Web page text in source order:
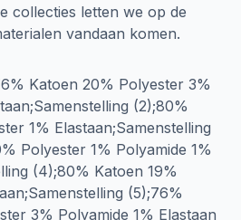
collecties letten we op de
vandaan komen.
Katoen 20% Polyester 3%
(2);80%
1% Elastaan;Samenstelling
Polyester 1% Polyamide 1%
(4);80% Katoen 19%
(5);76%
3% Polyamide 1% Elastaan